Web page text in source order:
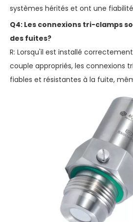
systèmes hérités et ont une
Q4: Les connexions tri-clamps
des fuites?
R: Lorsqu'il est installé
couple appropriés, les connexions
fiables et résistantes à la fuite,